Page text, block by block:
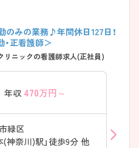
のみの業務♪年間休日127日！
正看護師＞
リニックの看護師求人(正社員)
年収 470万円～
緑区
(神奈川)駅」徒歩9分 他